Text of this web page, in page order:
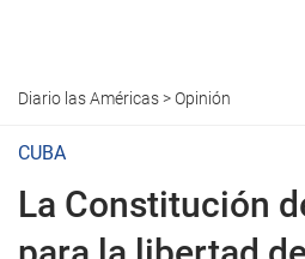
Diario las Américas>Opinión
CUBA
La Constitución